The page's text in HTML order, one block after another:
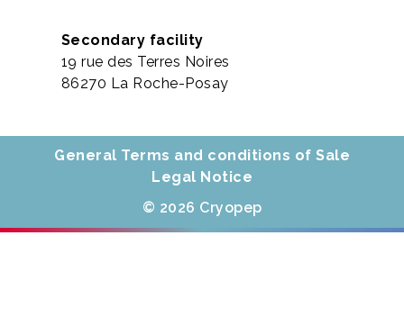
Secondary facility
19 rue des Terres Noires
86270 La Roche-Posay
General Terms and conditions of Sale
Legal Notice
© 2026 Cryopep